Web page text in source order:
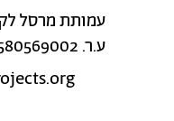
עמותת מרסל
ע.ר. 580569002